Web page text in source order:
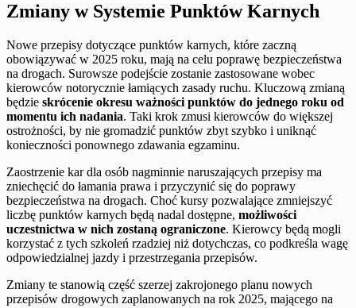
Zmiany w Systemie Punktów Karnych
Nowe przepisy dotyczące punktów karnych, które zaczną
obowiązywać w 2025 roku, mają na celu poprawę bezpieczeństwa
na drogach. Surowsze podejście zostanie zastosowane wobec
kierowców notorycznie łamiących zasady ruchu. Kluczową zmianą
będzie skrócenie okresu ważności punktów do jednego roku od
momentu ich nadania. Taki krok zmusi kierowców do większej
ostrożności, by nie gromadzić punktów zbyt szybko i uniknąć
konieczności ponownego zdawania egzaminu.
Zaostrzenie kar dla osób nagminnie naruszających przepisy ma
zniechęcić do łamania prawa i przyczynić się do poprawy
bezpieczeństwa na drogach. Choć kursy pozwalające zmniejszyć
liczbę punktów karnych będą nadal dostępne, możliwości
uczestnictwa w nich zostaną ograniczone. Kierowcy będą mogli
korzystać z tych szkoleń rzadziej niż dotychczas, co podkreśla wagę
odpowiedzialnej jazdy i przestrzegania przepisów.
Zmiany te stanowią część szerzej zakrojonego planu nowych
przepisów drogowych zaplanowanych na rok 2025, mającego na